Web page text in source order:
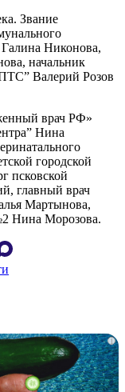
Звание
Никонова,
начальник
Валерий Розов
врач РФ»
Нина
городской
псковской
главный врач
Мартынова,
Нина Морозова.
i